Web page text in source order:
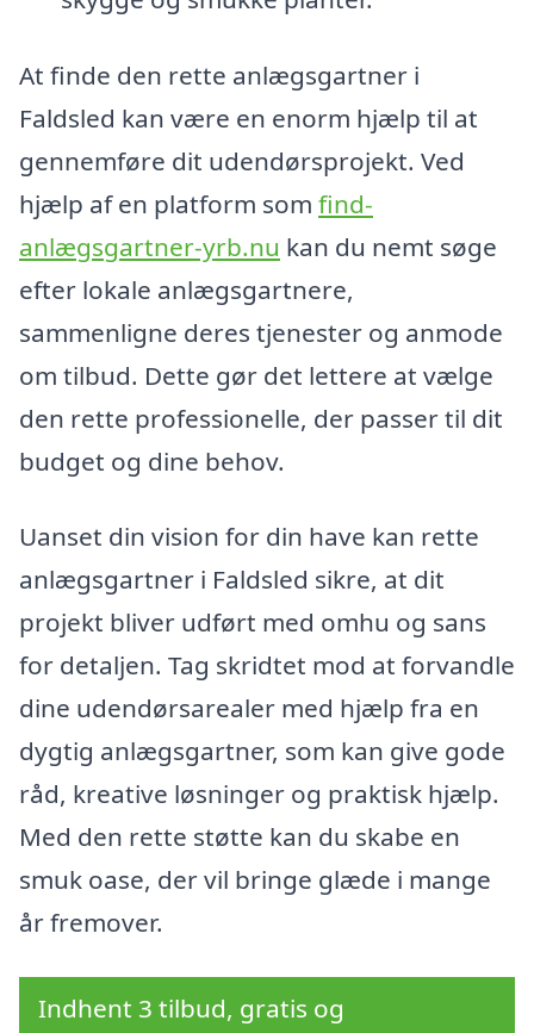
At finde den rette anlægsgartner i
Faldsled kan være en enorm hjælp til at
gennemføre dit udendørsprojekt. Ved
hjælp af en platform som find-
anlægsgartner-yrb.nu kan du nemt søge
efter lokale anlægsgartnere,
sammenligne deres tjenester og anmode
om tilbud. Dette gør det lettere at vælge
den rette professionelle, der passer til dit
budget og dine behov.
Uanset din vision for din have kan rette
anlægsgartner i Faldsled sikre, at dit
projekt bliver udført med omhu og sans
for detaljen. Tag skridtet mod at forvandle
dine udendørsarealer med hjælp fra en
dygtig anlægsgartner, som kan give gode
råd, kreative løsninger og praktisk hjælp.
Med den rette støtte kan du skabe en
smuk oase, der vil bringe glæde i mange
år fremover.
Indhent 3 tilbud, gratis og